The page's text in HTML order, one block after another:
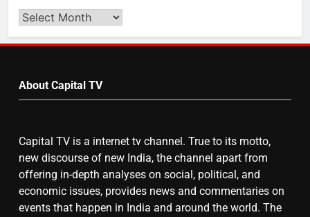
का स्वागत करेगा लक्ष्मण द्वार
बढ़ा पंचायतों का बजट
7
गाजा युद्धविराम को लेकर बड़ी खबरें
Search
by
About Capital TV
Capital TV is a internet tv channel. True to its motto,
new discourse of new India, the channel apart from
offering in-depth analyses on social, political, and
economic issues, provides news and commentaries on
events that happen in India and around the world. The